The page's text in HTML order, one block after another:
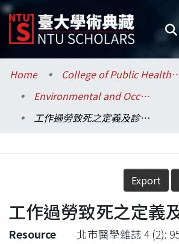
Communities & Collections
Research Outputs
Statistics
Home
College of Public
Environmental and Occupational Health Sciences / 環境與職業健康科學研究所
工作過勞致死之定義及診斷基準
Details
Export
工作過勞致死之定義
Resource
北市醫學雜誌 4 (2):